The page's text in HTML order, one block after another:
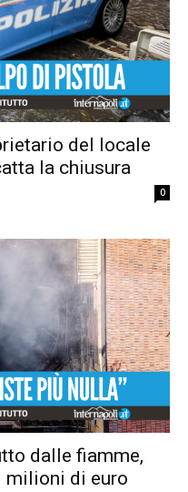
del locale
la chiusura
0
dalle fiamme,
milioni di euro